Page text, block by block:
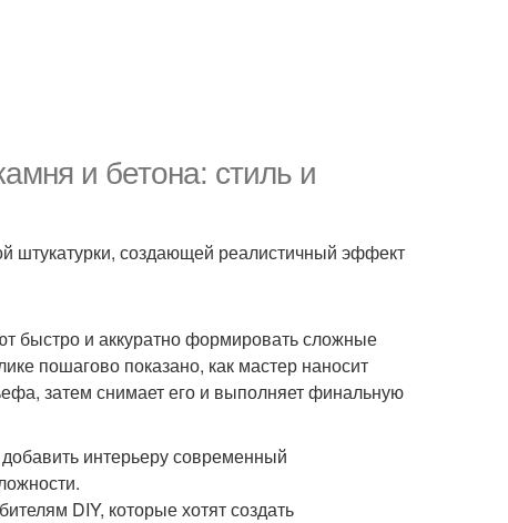
и бетона: стиль и
штукатурки, создающей реалистичный эффект
быстро и аккуратно формировать сложные
пошагово показано, как мастер наносит
затем снимает его и выполняет финальную
интерьеру современный
DIY, которые хотят создать